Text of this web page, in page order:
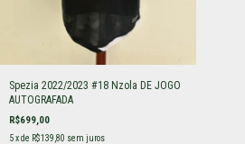
Spezia 2022/2023 #18 Nzola DE JOGO
AUTOGRAFADA
R$699,00
5x de R$139,80 sem juros